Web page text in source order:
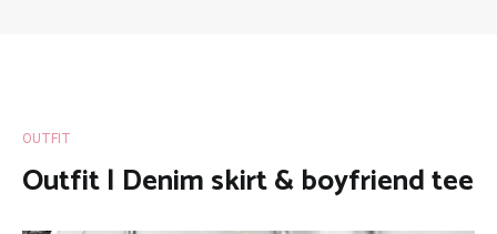
OUTFIT
Outfit | Denim skirt & boyfriend tee